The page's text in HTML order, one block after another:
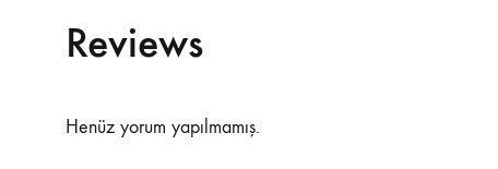
Reviews
Henüz yorum yapılmamış.